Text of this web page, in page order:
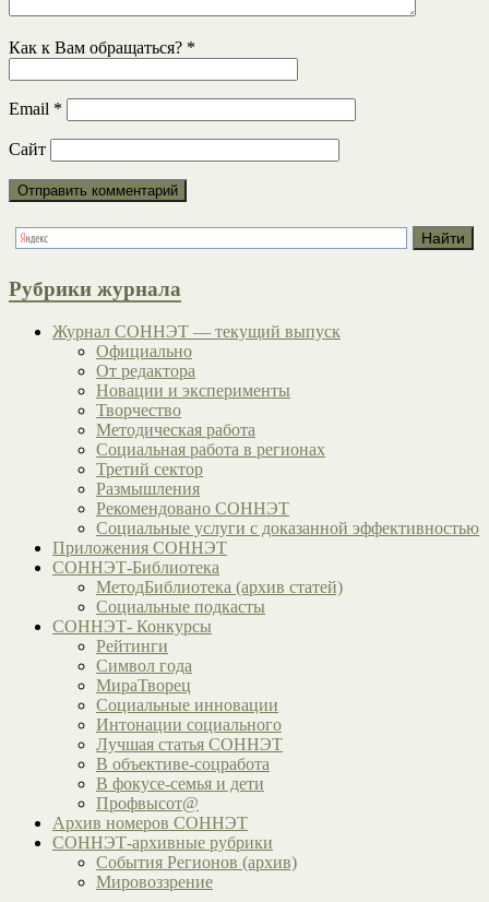
Как к Вам обращаться? *
Email *
Сайт
Рубрики журнала
Журнал СОННЭТ — текущий выпуск
Официально
От редактора
Новации и эксперименты
Творчество
Методическая работа
Социальная работа в регионах
Третий сектор
Размышления
Рекомендовано СОННЭТ
Социальные услуги с доказанной эффективностью
Приложения СОННЭТ
СОННЭТ-Библиотека
МетодБиблиотека (архив статей)
Социальные подкасты
СОННЭТ- Конкурсы
Рейтинги
Символ года
МираТворец
Социальные инновации
Интонации социального
Лучшая статья СОННЭТ
В объективе-соцработа
В фокусе-семья и дети
Профвысот@
Архив номеров СОННЭТ
СОННЭТ-архивные рубрики
События Регионов (архив)
Мировоззрение